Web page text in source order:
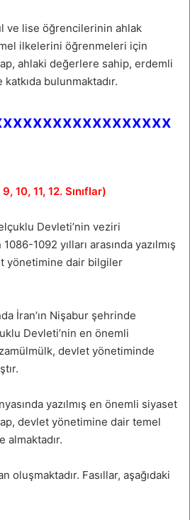
ve lise öğrencilerinin ahlak
ilkelerini öğrenmeleri için
ahlaki değerlere sahip, erdemli
bulunmaktadır.
10, 11, 12. Sınıflar)
Devleti’nin veziri
1092 yılları arasında yazılmış
yönetimine dair bilgiler
İran’ın Nişabur şehrinde
Devleti’nin en önemli
devlet yönetiminde
yazılmış en önemli siyaset
devlet yönetimine dair temel
almaktadır.
oluşmaktadır. Fasıllar, aşağıdaki